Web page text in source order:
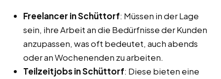
Freelancer in Schüttorf: Müssen in der Lage
sein, ihre Arbeit an die Bedürfnisse der Kunden
anzupassen, was oft bedeutet, auch abends
oder an Wochenenden zu arbeiten.
Teilzeitjobs in Schüttorf: Diese bieten eine